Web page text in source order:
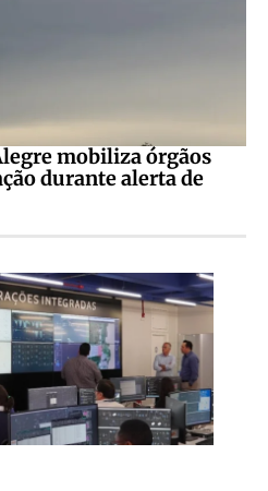
mobiliza órgãos
durante alerta de